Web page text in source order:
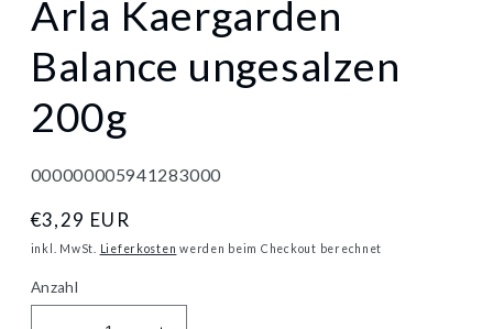
Arla Kaergarden
Balance ungesalzen
200g
000000005941283000
Normaler
Preis
€3,29 EUR
inkl. MwSt. Lieferkosten werden beim Checkout berechnet
Anzahl